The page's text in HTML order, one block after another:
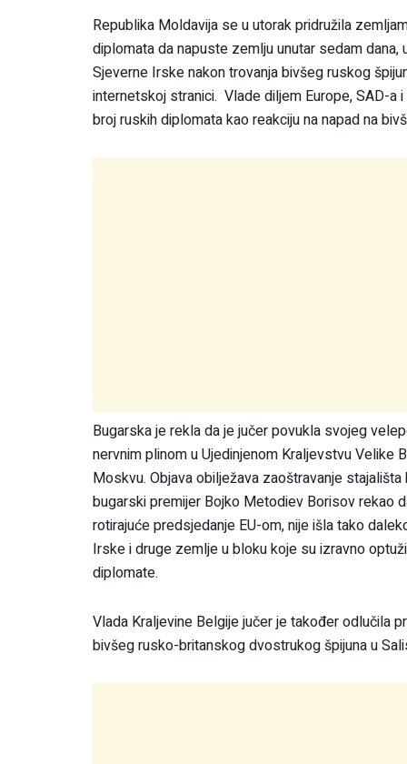
Republika Moldavija se u utorak pridružila
diplomata da napuste zemlju unutar sedam
Sjeverne Irske nakon trovanja bivšeg ruskog
internetskoj stranici. Vlade diljem Europe, SAD-
broj ruskih diplomata kao reakciju na napad na
Bugarska je rekla da je jučer povukla svojeg
nervnim plinom u Ujedinjenom Kraljevstvu Velike
Moskvu. Objava obilježava zaoštravanje
bugarski premijer Bojko Metodiev Borisov rekao
rotirajuće predsjedanje EU-om, nije išla tako
Irske i druge zemlje u bloku koje su izravno
diplomate.
Vlada Kraljevine Belgije jučer je također odlučila
bivšeg rusko-britanskog dvostrukog špijuna u